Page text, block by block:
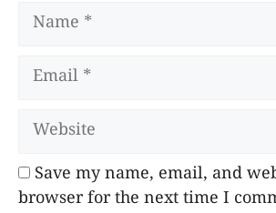
Name
Email
Website
Save my name, email, and
browser for the next time I